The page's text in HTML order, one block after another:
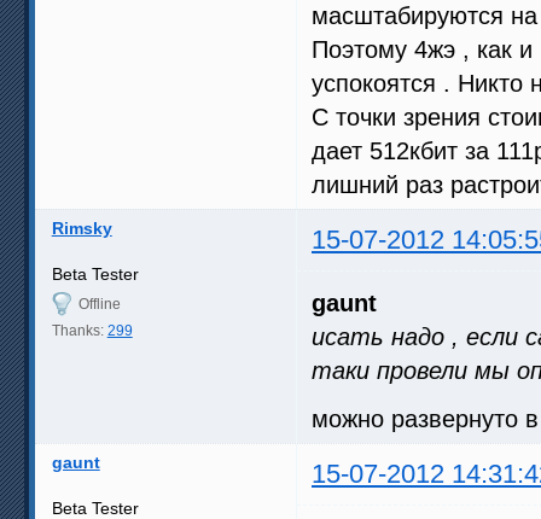
масштабируются
Поэтому 4жэ , как и
успокоятся . Никто
С точки зрения
дает 512кбит за
лишний раз
Rimsky 15-07-2012
Beta Tester
Offline
Thanks: 299
gaunt
исать надо , если
таки провели мы
можно развернуто
gaunt 15-07-2012
Beta Tester